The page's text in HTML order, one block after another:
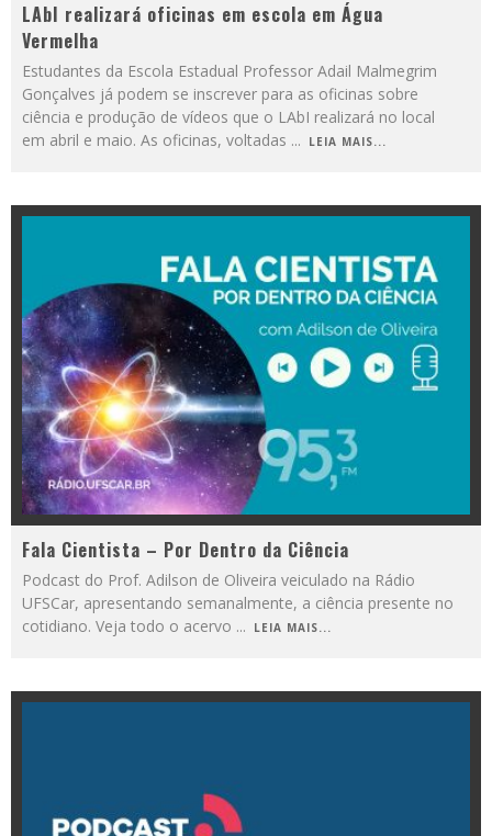
LAbI realizará oficinas em escola em Água
Vermelha
Estudantes da Escola Estadual Professor Adail Malmegrim
Gonçalves já podem se inscrever para as oficinas sobre
ciência e produção de vídeos que o LAbI realizará no local
em abril e maio. As oficinas, voltadas ... LEIA MAIS...
Fala Cientista – Por Dentro da Ciência
Podcast do Prof. Adilson de Oliveira veiculado na Rádio
UFSCar, apresentando semanalmente, a ciência presente no
cotidiano. Veja todo o acervo ... LEIA MAIS...